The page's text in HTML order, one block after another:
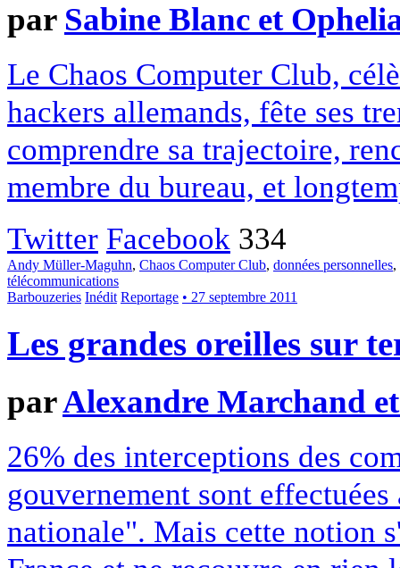
par Sabine Blanc et
Le Chaos Computer Club,
hackers allemands, fête ses
comprendre sa trajectoire,
membre du bureau, et
Twitter Facebook 334
Andy Müller-Maguhn, Chaos Computer Club, données personnelles,
télécommunications
Barbouzeries Inédit Reportage • 27 septembre 2011
Les grandes oreilles sur
parAlexandre Marchand
26% des interceptions des
gouvernement sont
nationale". Mais cette notion